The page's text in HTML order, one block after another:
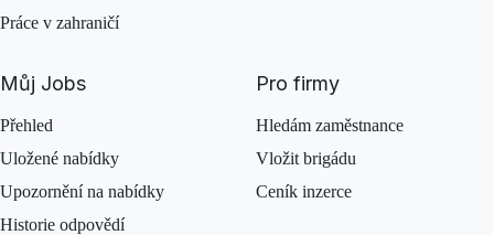
Práce v zahraničí
Můj Jobs
Přehled
Uložené nabídky
Upozornění na nabídky
Historie odpovědí
Pro firmy
Hledám zaměstnance
Vložit brigádu
Ceník inzerce